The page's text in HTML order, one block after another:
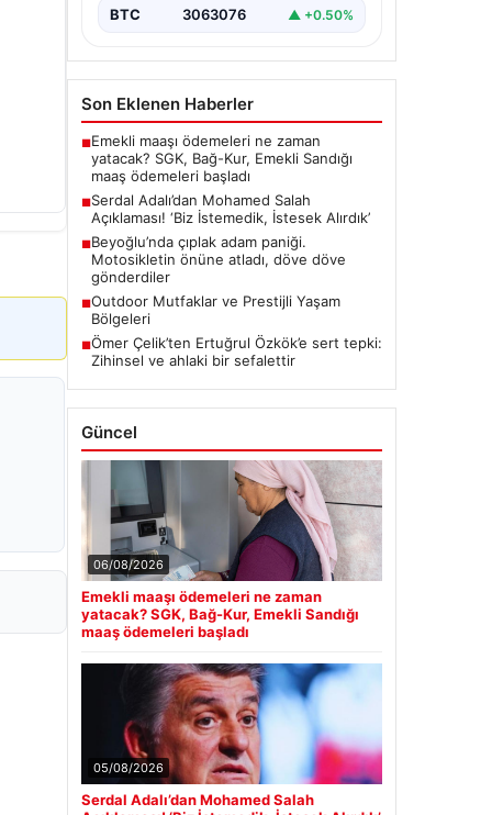
BTC 3063076 ▲ +0.50%
Son Eklenen Haberler
■Emekli maaşı ödemeleri ne zaman
yatacak? SGK, Bağ-Kur, Emekli Sandığı
maaş ödemeleri başladı
■Serdal Adalı’dan Mohamed Salah
Açıklaması! ‘Biz İstemedik, İstesek Alırdık’
■Beyoğlu’nda çıplak adam paniği.
Motosikletin önüne atladı, döve döve
gönderdiler
■Outdoor Mutfaklar ve Prestijli Yaşam
Bölgeleri
■Ömer Çelik’ten Ertuğrul Özkök’e sert tepki:
Zihinsel ve ahlaki bir sefalettir
Güncel
06/08/2026
Emekli maaşı ödemeleri ne zaman
yatacak? SGK, Bağ-Kur, Emekli Sandığı
maaş ödemeleri başladı
05/08/2026
Serdal Adalı’dan Mohamed Salah